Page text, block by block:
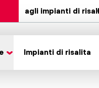
agli impianti di
Impianti di risalita